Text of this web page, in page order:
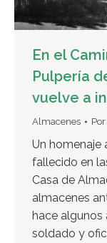
En el
Pulpería
vuelve a
Almacenes Por
Un homenaje
fallecido en
Casa de
almacenes
hace algunos
soldado y